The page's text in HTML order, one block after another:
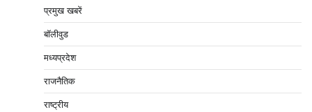
प्रमुख खबरें
बॉलीवुड
मध्यप्रदेश
राजनैतिक
राष्ट्रीय